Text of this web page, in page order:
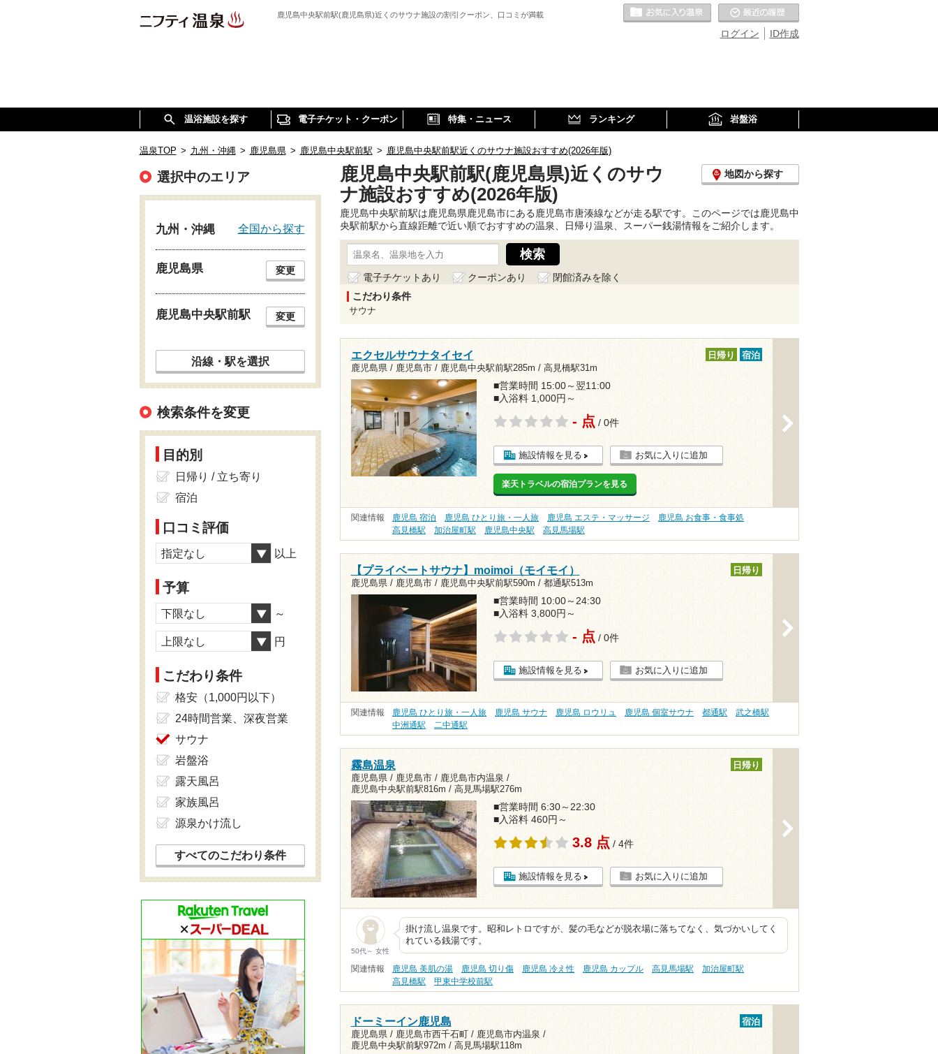
鹿児島中央駅前駅(鹿児島県)近くのサウナ施設の割引クーポン、口コミが満載
ID作成
ログイン
お気に入りの温泉
温浴施設を探す 電子チケット・クーポン 特集・ニュース ランキング 岩盤浴
温泉TOP > 九州・沖縄 > 鹿児島県 > 鹿児島中央駅前駅 > 鹿児島中央駅前駅近くのサウナ施設おすすめ(2026年版)
鹿児島中央駅前駅(鹿児島県)近くのサウ
ナ施設おすすめ(2026年版)
地図から探す
鹿児島中央駅前駅は鹿児島県鹿児島市にある鹿児島市唐湊線などが走る駅です。このページでは鹿児島中
央駅前駅から直線距離で近い順でおすすめの温泉、日帰り温泉、スーパー銭湯情報をご紹介します。
電子チケットあり クーポンあり
閉館済みを除く
こだわり条件
サウナ
エクセルサウナタイセイ
鹿児島県 / 鹿児島市 / 鹿児島中央駅前駅285m / 高見橋駅31m
日帰り 宿泊
■営業時間 15:00～翌11:00
■入浴料 1,000円～
- 点 / 0件
施設情報を見る お気に入りに追加
楽天トラベルの宿泊プランを見る
関連情報 鹿児島 宿泊 鹿児島 ひとり旅・一人旅 鹿児島 エステ・マッサージ
鹿児島 お食事・食事処
高見橋駅
加治屋町駅 鹿児島中央駅 高見馬場駅
【プライベートサウナ】moimoi（モイモイ）
鹿児島県 / 鹿児島市 / 鹿児島中央駅前駅590m / 都通駅513m
日帰り
■営業時間 10:00～24:30
■入浴料 3,800円～
- 点 / 0件
施設情報を見る お気に入りに追加
関連情報 鹿児島 ひとり旅・一人旅 鹿児島 サウナ 鹿児島 ロウリュ 鹿児島 個室サウナ 都通駅
武之橋駅
中洲通駅
二中通駅
霧島温泉
鹿児島県 / 鹿児島市 / 鹿児島市内温泉 /
鹿児島中央駅前駅816m / 高見馬場駅276m
日帰り
■営業時間 6:30～22:30
■入浴料 460円～
3.8 点 / 4件
施設情報を見る お気に入りに追加
50代～ 女性
掛け流し温泉です。昭和レトロですが、髪の毛などが脱衣場に落ちてなく、気づかいしてく
れている銭湯です。
関連情報 鹿児島 美肌の湯 鹿児島 切り傷 鹿児島 冷え性 鹿児島 カップル 高見馬場駅
加治屋町駅
高見橋駅
甲東中学校前駅
ドーミーイン鹿児島
鹿児島県 / 鹿児島市西千石町 / 鹿児島市内温泉 /
鹿児島中央駅前駅972m / 高見馬場駅118m
宿泊
選択中のエリア
九州・沖縄 全国から探す
鹿児島県 変更
鹿児島中央駅前駅 変更
沿線・駅を選択
検索条件を変更
目的別
日帰り / 立ち寄り
宿泊
口コミ評価
指定なし 以上
予算
下限なし ～
上限なし 円
こだわり条件
格安（1,000円以下）
24時間営業、深夜営業
サウナ
岩盤浴
露天風呂
家族風呂
源泉かけ流し
すべてのこだわり条件